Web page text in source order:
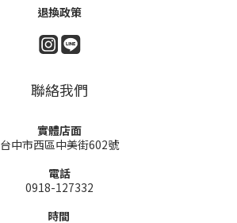
退換政策
聯絡我們
實體店面
台中市西區中美街602號
電話
0918-127332
時間